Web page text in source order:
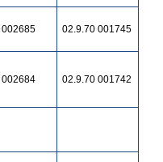
02.9.70 001745
02.9.70 001742